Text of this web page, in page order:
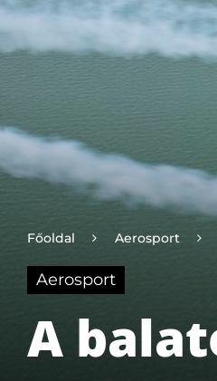
Főoldal Aerosport
Aerosport
A